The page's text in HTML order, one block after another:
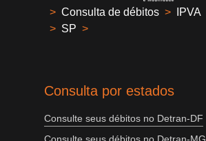
> Consulta de débitos > IPVA
> SP >
Consulta por estados
Consulte seus débitos no Detran-DF